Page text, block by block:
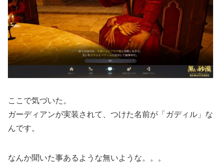
ここで気づいた。
ガーディアンが実装されて、つけた名前が「ガディル」な
んです。
なんか聞いた事あるような無いような。。。